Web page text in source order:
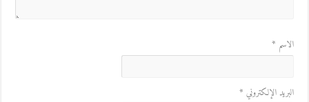
الاسم *
البريد الإلكتروني *